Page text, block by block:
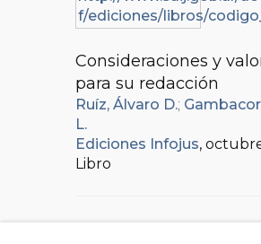
Consideraciones y
para su redacción
Ruíz, Álvaro D.;
L.
Ediciones Infojus,
Libro